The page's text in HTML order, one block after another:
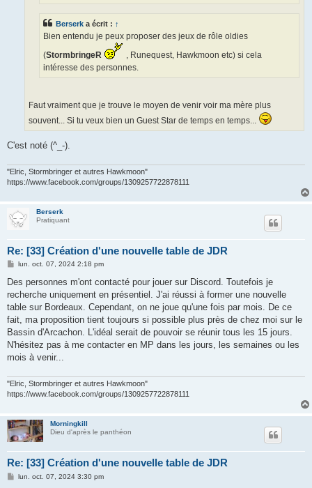
Berserk a écrit : ↑
Bien entendu je peux proposer des jeux de rôle oldies
(StormbringeR
, Runequest, Hawkmoon etc) si cela
intéresse des personnes.
Faut vraiment que je trouve le moyen de venir voir ma mère plus
souvent... Si tu veux bien un Guest Star de temps en temps...
C'est noté (^_-).
"Elric, Stormbringer et autres Hawkmoon"
https://www.facebook.com/groups/1309257722878111
Berserk
Pratiquant
Re: [33] Création d'une nouvelle table de JDR
M
s
a
g
lun. oct. 07, 2024 2:18 pm
Des personnes m'ont contacté pour jouer sur Discord. Toutefois je
recherche uniquement en présentiel. J'ai réussi à former une nouvelle
table sur Bordeaux. Cependant, on ne joue qu'une fois par mois. De ce
fait, ma proposition tient toujours si possible plus près de chez moi sur le
Bassin d'Arcachon. L'idéal serait de pouvoir se réunir tous les 15 jours.
N'hésitez pas à me contacter en MP dans les jours, les semaines ou les
mois à venir...
"Elric, Stormbringer et autres Hawkmoon"
https://www.facebook.com/groups/1309257722878111
Morningkill
Dieu d'après le panthéon
Re: [33] Création d'une nouvelle table de JDR
Mlun. oct. 07, 2024 3:30 pm